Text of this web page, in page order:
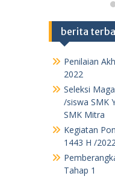
berita
Penilaian
2022
Seleksi
/siswa SMK
SMK Mitra
Kegiatan
1443 H /
Tahap 1